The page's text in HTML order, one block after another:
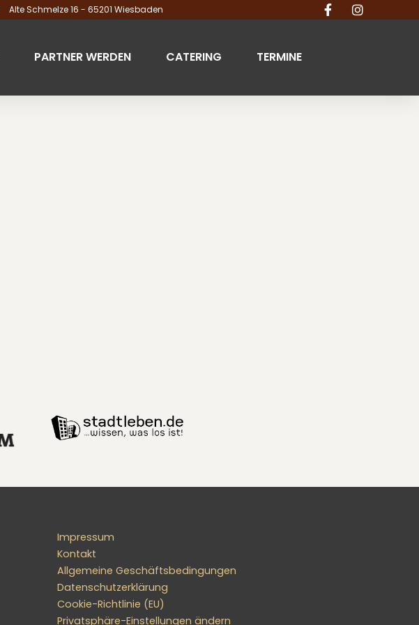
Alte Schmelze 16 - 65201 Wiesbaden
PARTNER WERDEN CATERING TERMINE
Impressum
Kontakt
Allgemeine Geschäftsbedingungen
Datenschutzerklärung
Cookie-Richtlinie (EU)
Privatsphäre-Einstellungen ändern